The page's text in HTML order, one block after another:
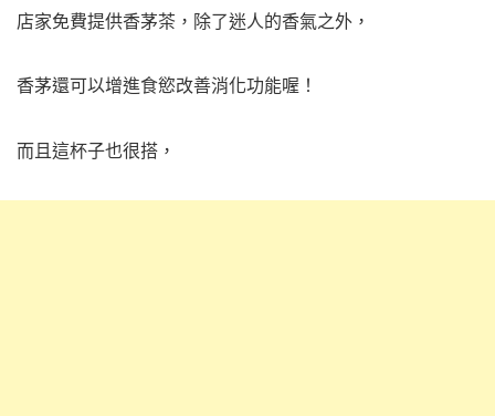
店家免費提供香茅茶，除了迷人的香氣之外，
香茅還可以增進食慾改善消化功能喔！
而且這杯子也很搭，